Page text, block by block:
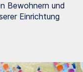
Bewohnern und
Einrichtung